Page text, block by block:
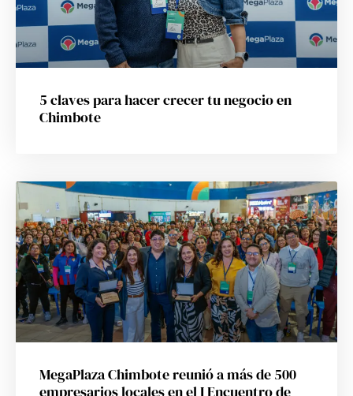
5 claves para hacer crecer tu negocio en
Chimbote
MegaPlaza Chimbote reunió a más de 500
empresarios locales en el I Encuentro de